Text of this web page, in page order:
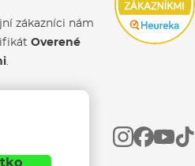
zákazníci nám
Overené
.